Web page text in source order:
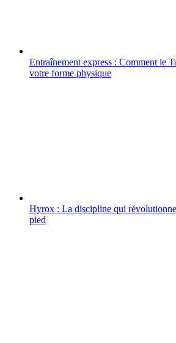
Entraînement express : Comment le
votre forme physique
Hyrox : La discipline qui
pied